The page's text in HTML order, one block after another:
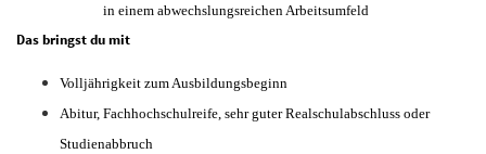
in einem abwechslungsreichen Arbeitsumfeld
Das bringst du mit
Volljährigkeit zum Ausbildungsbeginn
Abitur, Fachhochschulreife, sehr guter Realschulabschluss oder
Studienabbruch